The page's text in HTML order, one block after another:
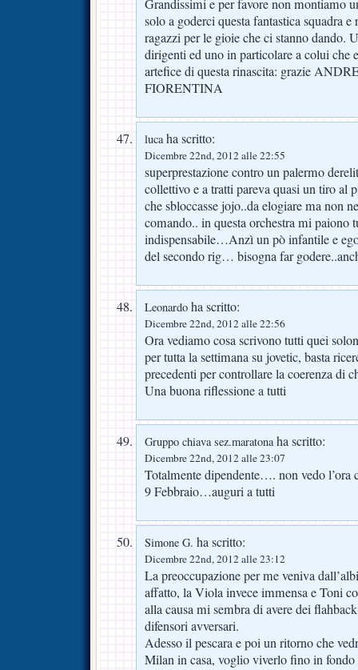
Grandissimi e per favore non montiamo
solo a goderci questa fantastica squadra
ragazzi per le gioie che ci stanno dando.
dirigenti ed uno in particolare a colui che
artefice di questa rinascita: grazie
FIORENTINA
lucaha scritto:
Dicembre 22nd, 2012 alle 22:55
superprestazione contro un palermo
collettivo e a tratti pareva quasi un tiro al
che sbloccasse jojo..da elogiare ma non
comando.. in questa orchestra mi paiono
indispensabile…Anzì un pò infantile e
del secondo rig… bisogna far
Leonardo ha scritto:
Dicembre 22nd, 2012 alle 22:56
Ora vediamo cosa scrivono tutti quei
per tutta la settimana su jovetic, basta
precedenti per controllare la coerenza di
Una buona riflessione a tutti
Gruppo chiava sez.maratonaha scritto:
Dicembre 22nd, 2012 alle 23:07
Totalmente dipendente…. non vedo l’ora
9 Febbraio…auguri a tutti
Simone G. ha scritto:
Dicembre 22nd, 2012 alle 23:12
La preoccupazione per me veniva
affatto, la Viola invece immensa e Toni
alla causa mi sembra di avere dei
difensori avversari.
Adesso il pescara e poi un ritorno che
Milan in casa, voglio viverlo fino in fondo